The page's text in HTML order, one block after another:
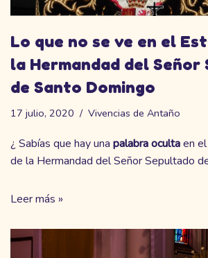
Lo que no se ve en el
la Hermandad del Señor
de Santo Domingo
17 julio, 2020 Vivencias de Antaño
¿ Sabías que hay una palabra ocultaen
de la Hermandad del Señor Sepultado
Leer más »